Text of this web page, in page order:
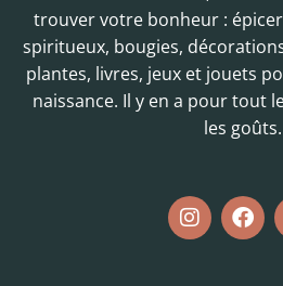
trouver votre bonheur :
spiritueux, bougies,
plantes, livres, jeux et jouets
naissance. Il y en a pour tout
les goûts.